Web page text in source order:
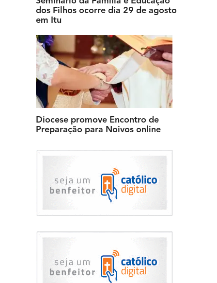
dos Filhos ocorre dia 29 de agosto
em Itu
Diocese promove Encontro de
Preparação para Noivos online